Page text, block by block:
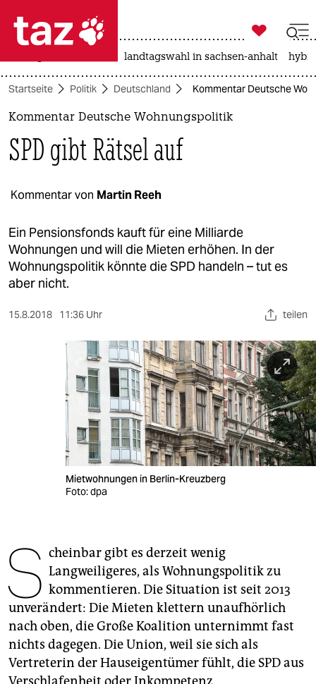
 taz zahl ich
taz zahl ich
politik
öko
gesellschaft
kultur
sport
berlin
wahrheit
veranstaltungen
unterstützen
genossenschaft
epaper login

taz zahl ich
landtagswahl in sachsen-anhalt
Startseite Politik Deutschland Kommentar Deutsche
Kommentar Deutsche Wohnungspolitik
SPD gibt Rätsel auf
Kommentar von Martin Reeh
Ein Pensionsfonds kauft für eine Milliarde
Wohnungen und will die Mieten erhöhen. In der
Wohnungspolitik könnte die SPD handeln – tut es
aber nicht.
15.8.2018 11:36 Uhr teilen
Mietwohnungen in Berlin-Kreuzberg
Foto: dpa
S cheinbar gibt es derzeit wenig
Langweiligeres, als Wohnungspolitik zu
kommentieren. Die Situation ist seit 2013
unverändert: Die Mieten klettern unaufhörlich
nach oben, die Große Koalition unternimmt fast
nichts dagegen. Die Union, weil sie sich als
Vertreterin der Hauseigentümer fühlt, die SPD aus
Verschlafenheit oder Inkompetenz.